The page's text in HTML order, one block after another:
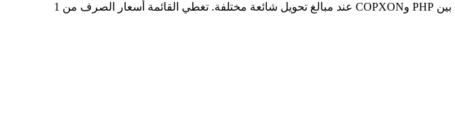
في الجدول أعلاه، ستجد مخططًا شاملًا لبيانات التحويل من PHP إلى COPXON، يُظهر علاقة القيمة بين PHP وCOPXON عند مبالغ تحويل شائعة مختلفة. تغطي القائمة أسعار الصرف من 1